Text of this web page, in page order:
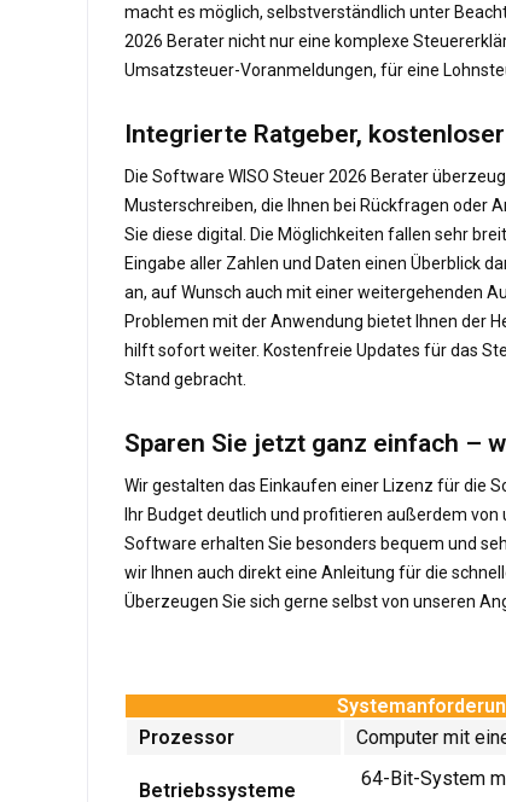
macht es möglich, selbstverständlich unter
2026 Berater nicht nur eine komplexe
Umsatzsteuer-Voranmeldungen, für eine
Integrierte Ratgeber,
Die Software WISO Steuer 2026 Berater
Musterschreiben, die Ihnen bei Rückfragen oder
Sie diese digital. Die Möglichkeiten fallen sehr
Eingabe aller Zahlen und Daten einen Überblick
an, auf Wunsch auch mit einer weitergehenden
Problemen mit der Anwendung bietet Ihnen der
hilft sofort weiter. Kostenfreie Updates für das
Stand gebracht.
Sparen Sie jetzt ganz einfach –
Wir gestalten das Einkaufen einer Lizenz für die
Ihr Budget deutlich und profitieren außerdem
Software erhalten Sie besonders bequem und
wir Ihnen auch direkt eine Anleitung für die
Überzeugen Sie sich gerne selbst von unseren
Prozessor
Computer mit
Betriebssysteme
64-Bit-System